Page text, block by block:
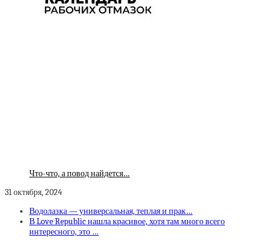
Что-что, а повод найдется…
31 октября, 2024
Водолазка — универсальная, теплая и прак…
В Love Republic нашла красивое, хотя там много всего
интересного, это …